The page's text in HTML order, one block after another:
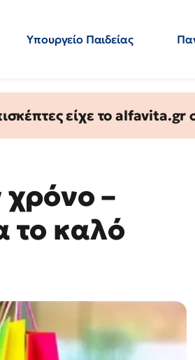
Υπουργείο Παιδείας
είχε το alfavita.gr
–
το καλό